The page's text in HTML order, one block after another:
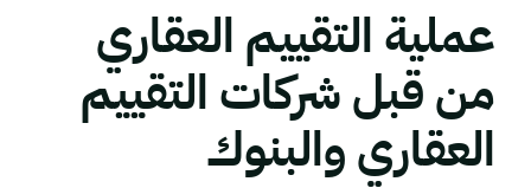
عملية التقييم العقاري
من قبل شركات التقييم
العقاري والبنوك